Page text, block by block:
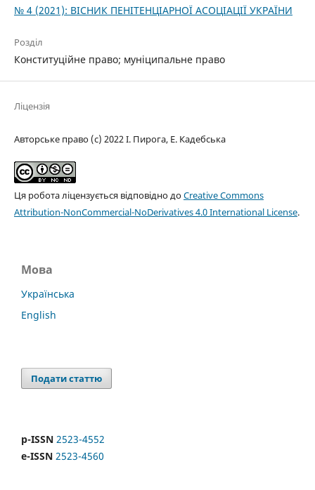
№ 4 (2021): ВІСНИК ПЕНІТЕНЦІАРНОЇ АСОЦІАЦІЇ УКРАЇНИ
Розділ
Конституційне правo; муніципальне право
Ліцензія
Авторське право (c) 2022 І. Пирога, Е. Кадебська
Ця робота ліцензується відповідно доCreative Commons
Attribution-NonCommercial-NoDerivatives 4.0 International License.
Мова
Українська
English
Подати статтю
p-ISSN 2523-4552
e-ISSN 2523-4560